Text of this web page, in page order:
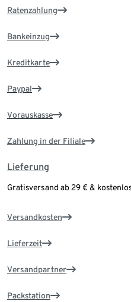
Ratenzahlung
Bankeinzug
Kreditkarte
Paypal
Vorauskasse
Zahlung in der Filiale
Lieferung
Gratisversand ab 29 € &
Versandkosten
Lieferzeit
Versandpartner
Packstation